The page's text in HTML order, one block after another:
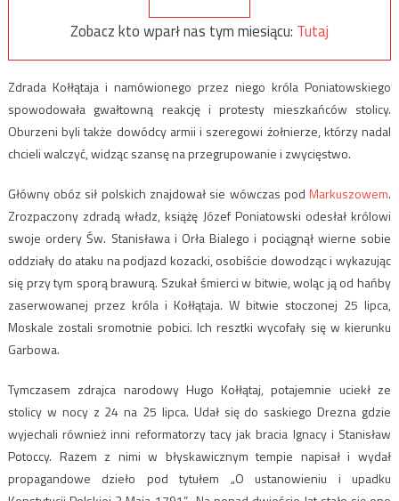
Zobacz kto wparł nas tym miesiącu: Tutaj
Zdrada Kołłątaja i namówionego przez niego króla Poniatowskiego
spowodowała gwałtowną reakcję i protesty mieszkańców stolicy.
Oburzeni byli także dowódcy armii i szeregowi żołnierze, którzy nadal
chcieli walczyć, widząc szansę na przegrupowanie i zwycięstwo.
Główny obóz sił polskich znajdował sie wówczas podMarkuszowem.
Zrozpaczony zdradą władz, książę Józef Poniatowski odesłał królowi
swoje ordery Św. Stanisława i Orła Bialego i pociągnął wierne sobie
oddziały do ataku na podjazd kozacki, osobiście dowodząc i wykazując
się przy tym sporą brawurą. Szukał śmierci w bitwie, woląc ją od hańby
zaserwowanej przez króla i Kołłątaja. W bitwie stoczonej 25 lipca,
Moskale zostali sromotnie pobici. Ich resztki wycofały się w kierunku
Garbowa.
Tymczasem zdrajca narodowy Hugo Kołłątaj, potajemnie uciekł ze
stolicy w nocy z 24 na 25 lipca. Udał się do saskiego Drezna gdzie
wyjechali również inni reformatorzy tacy jak bracia Ignacy i Stanisław
Potoccy. Razem z nimi w błyskawicznym tempie napisał i wydał
propagandowe dzieło pod tytułem „O ustanowieniu i upadku